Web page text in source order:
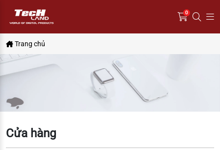
0
Trang chủ
Cửa hàng